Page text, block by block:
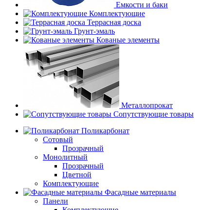
Емкости и баки
Комплектующие
Террасная доска
Грунт-эмаль
Кованые элементы
Металлопрокат
Сопутствующие товары
Поликарбонат
Сотовый
Прозрачный
Монолитный
Прозрачный
Цветной
Комплектующие
Фасадные материалы
Панели